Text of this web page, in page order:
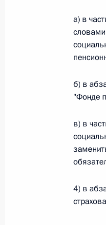
26 июля
О
и
а) в
словами
б) в
"Фонде
в) в
4) в